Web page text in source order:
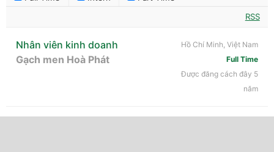
RSS
Nhân viên kinh doanh
Gạch men Hoà Phát
Hồ Chí Minh, Việt Nam
Full Time
Được đăng cách đây 5
năm